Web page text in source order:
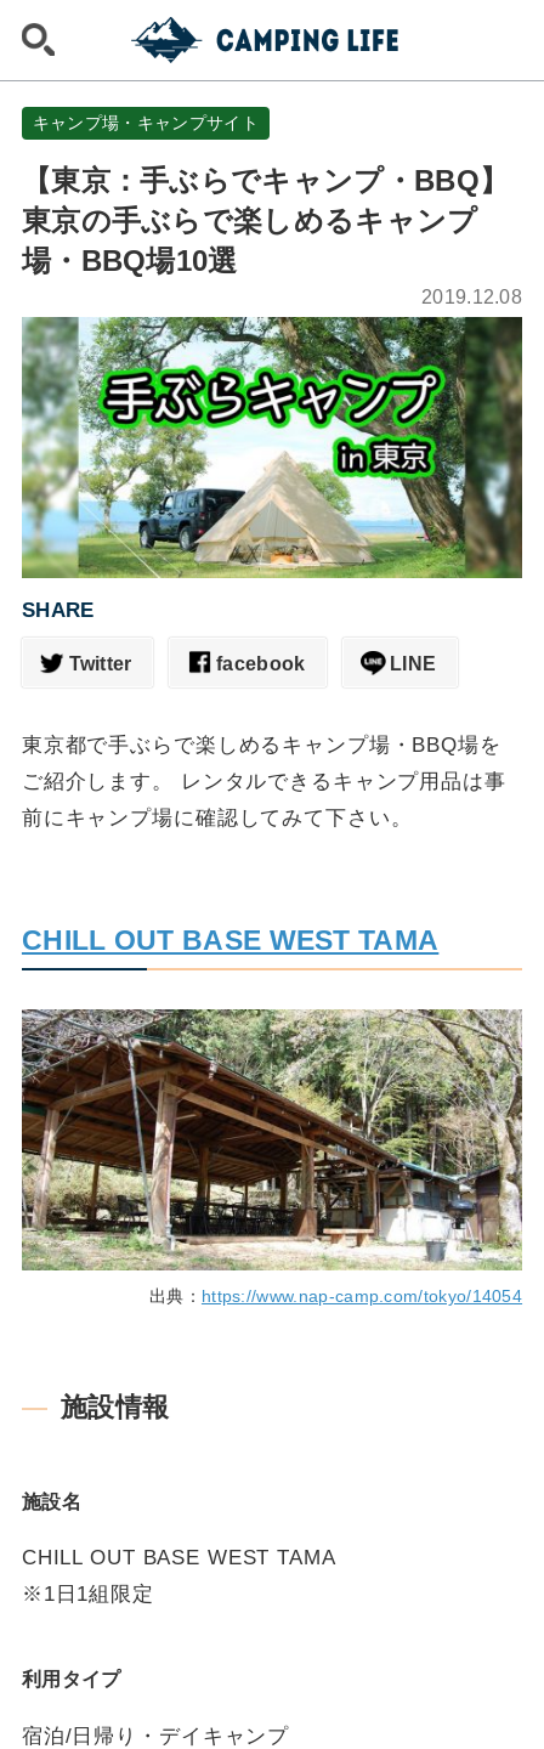
キャンプ場・キャンプサイト
【東京：手ぶらでキャンプ・BBQ】
東京の手ぶらで楽しめるキャンプ
場・BBQ場10選
2019.12.08
SHARE
Twitter facebook LINE
東京都で手ぶらで楽しめるキャンプ場・BBQ場を
ご紹介します。 レンタルできるキャンプ用品は事
前にキャンプ場に確認してみて下さい。
CHILL OUT BASE WEST TAMA
出典： https://www.nap-camp.com/tokyo/14054
施設情報
施設名
CHILL OUT BASE WEST TAMA
※1日1組限定
利用タイプ
宿泊/日帰り・デイキャンプ